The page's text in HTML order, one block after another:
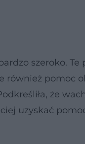
szeroko.
pomoc
że
uzyskać